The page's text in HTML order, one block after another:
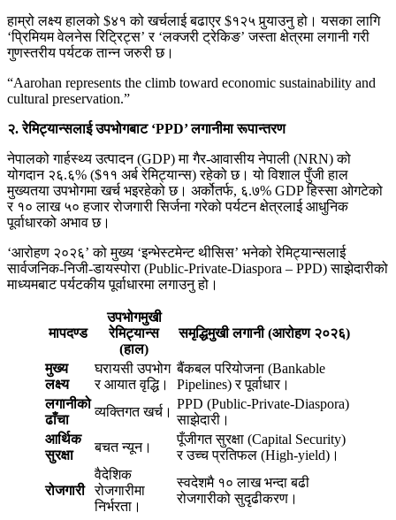
हाम्रो लक्ष्य हालको $४१ को खर्चलाई बढाएर $१२५ पुर्‍याउनु हो। यसका लागि
‘प्रिमियम वेलनेस रिट्रिट्स’ र ‘लक्जरी ट्रेकिङ’ जस्ता क्षेत्रमा लगानी गरी
गुणस्तरीय पर्यटक तान्न जरुरी छ।
“Aarohan represents the climb toward economic sustainability and
cultural preservation.”
२. रेमिट्यान्सलाई उपभोगबाट ‘PPD’ लगानीमा रूपान्तरण
नेपालको गार्हस्थ्य उत्पादन (GDP) मा गैर-आवासीय नेपाली (NRN) को
योगदान २६.६% ($११ अर्ब रेमिट्यान्स) रहेको छ। यो विशाल पुँजी हाल
मुख्यतया उपभोगमा खर्च भइरहेको छ। अर्कोतर्फ, ६.७% GDP हिस्सा ओगटेको
र १० लाख ५० हजार रोजगारी सिर्जना गरेको पर्यटन क्षेत्रलाई आधुनिक
पूर्वाधारको अभाव छ।
‘आरोहण २०२६’ को मुख्य ‘इन्भेस्टमेन्ट थीसिस’ भनेको रेमिट्यान्सलाई
सार्वजनिक-निजी-डायस्पोरा (Public-Private-Diaspora – PPD) साझेदारीको
माध्यमबाट पर्यटकीय पूर्वाधारमा लगाउनु हो।
मापदण्ड
उपभोगमुखी
रेमिट्यान्स
(हाल)
समृद्धिमुखी लगानी (आरोहण २०२६)
मुख्य
लक्ष्य
घरायसी उपभोग
र आयात वृद्धि।
बैंकबल परियोजना (Bankable
Pipelines) र पूर्वाधार।
लगानीको
ढाँचा
व्यक्तिगत खर्च।
PPD (Public-Private-Diaspora)
साझेदारी।
आर्थिक
सुरक्षा
बचत न्यून।
पूँजीगत सुरक्षा (Capital Security)
र उच्च प्रतिफल (High-yield)।
रोजगारी
वैदेशिक
रोजगारीमा
निर्भरता।
स्वदेशमै १० लाख भन्दा बढी
रोजगारीको सुदृढीकरण।